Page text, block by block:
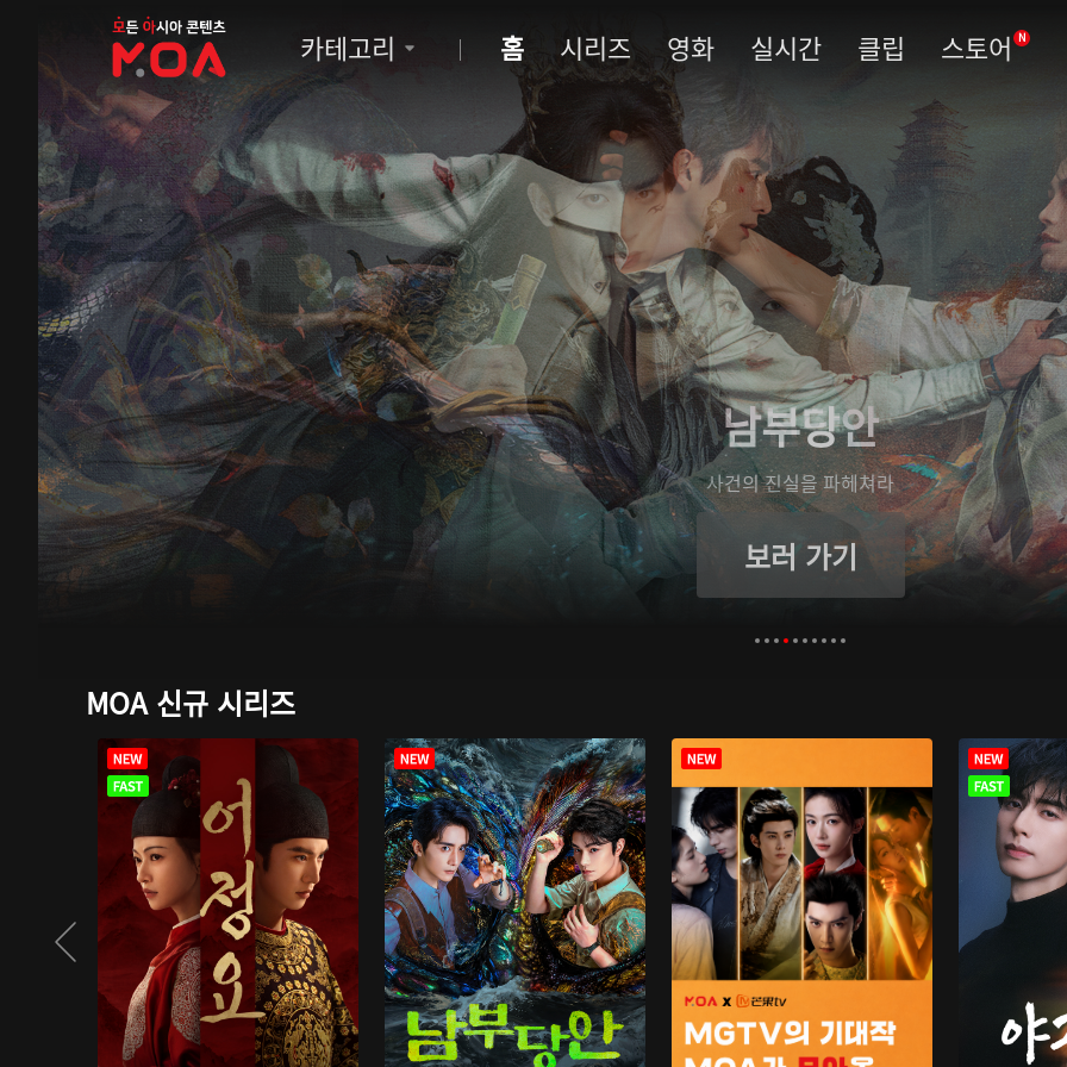
MOA
카테고리 홈 시리즈 영화 실시간 클립 스토어 N
남부당안
사건의 진실을 파헤쳐라
보러 가기
MOA 신규 시리즈